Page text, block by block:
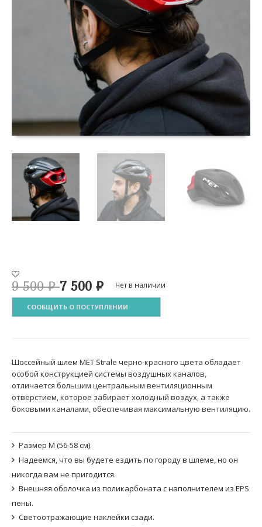
9 500₽ 7 500 ₽ Нет в наличии
СООБЩИТЬ О ПОСТУПЛЕНИИ
Шоссейный шлем MET Strale черно-красного цвета обладает
особой конструкцией системы воздушных каналов,
отличается большим центральным вентиляционным
отверстием, которое забирает холодный воздух, а также
боковыми каналами, обеспечивая максимальную вентиляцию.
Размер M (56-58 см).
Надеемся, что вы будете ездить по городу в шлеме, но он
никогда вам не пригодится.
Внешняя оболочка из поликарбоната с наполнителем из EPS
пены.
Светоотражающие наклейки сзади.